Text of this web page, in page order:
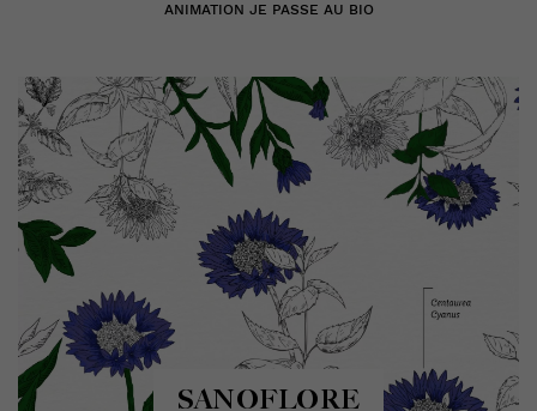
ANIMATION JE PASSE AU BIO
SANOFLORE